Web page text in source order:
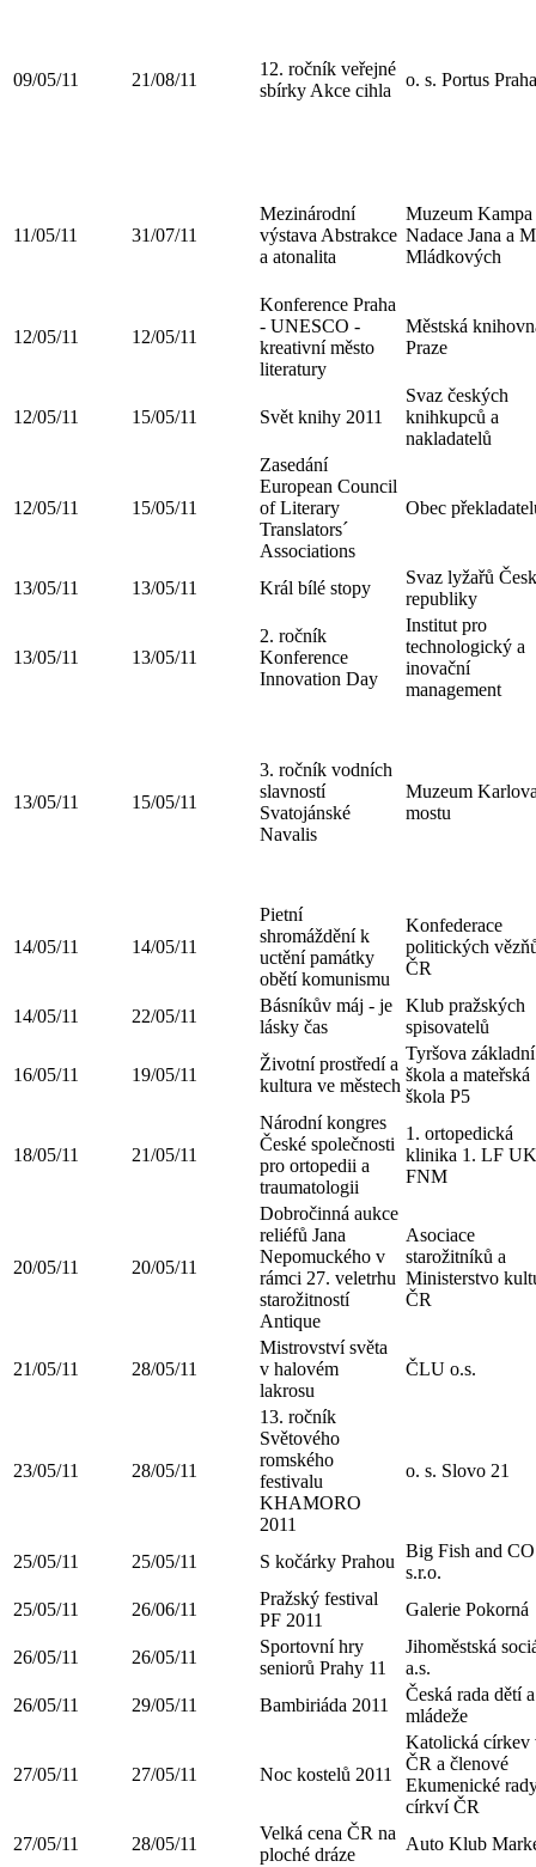
09/05/11 21/08/11
12. ročník veřejné
sbírky Akce cihla
o. s. Portus Praha
11/05/11 31/07/11
Mezinárodní
výstava Abstrakce
a atonalita
Muzeum Kampa
Nadace Jana a
Mládkových
12/05/11 12/05/11
Konference Praha
- UNESCO -
kreativní město
literatury
Městská
Praze
12/05/11 15/05/11 Svět knihy 2011
Svaz českých
knihkupců a
nakladatelů
12/05/11 15/05/11
Zasedání
European Council
of Literary
Translators´
Associations
Obec
13/05/11 13/05/11 Král bílé stopy
Svaz lyžařů
republiky
13/05/11 13/05/11
2. ročník
Konference
Innovation Day
Institut pro
technologický a
inovační
management
13/05/11 15/05/11
3. ročník vodních
slavností
Svatojánské
Navalis
Muzeum
mostu
14/05/11 14/05/11
Pietní
shromáždění k
uctění památky
obětí komunismu
Konfederace
politických
ČR
14/05/11 22/05/11
Básníkův máj - je
lásky čas
Klub pražských
spisovatelů
16/05/11 19/05/11
Životní prostředí a
kultura ve městech
Tyršova základní
škola a mateřská
škola P5
18/05/11 21/05/11
Národní kongres
České společnosti
pro ortopedii a
traumatologii
1. ortopedická
klinika 1. LF UK
FNM
20/05/11 20/05/11
Dobročinná aukce
reliéfů Jana
Nepomuckého v
rámci 27. veletrhu
starožitností
Antique
Asociace
starožitníků a
Ministerstvo
ČR
21/05/11 28/05/11
Mistrovství světa
v halovém
lakrosu
ČLU o.s.
23/05/11 28/05/11
13. ročník
Světového
romského
festivalu
KHAMORO
2011
o. s. Slovo 21
25/05/11 25/05/11 S kočárky Prahou
Big Fish and CO
s.r.o.
25/05/11
26/06/11
Pražský festival
PF 2011
Galerie Pokorná
26/05/11 26/05/11
Sportovní hry
seniorů Prahy 11
Jihoměstská
a.s.
26/05/11
29/05/11 Bambiriáda 2011
Česká rada dětí a
mládeže
27/05/11 27/05/11 Noc kostelů 2011
Katolická církev
ČR a členové
Ekumenické
církví ČR
27/05/11
28/05/11
Velká cena ČR na
ploché dráze
Auto Klub